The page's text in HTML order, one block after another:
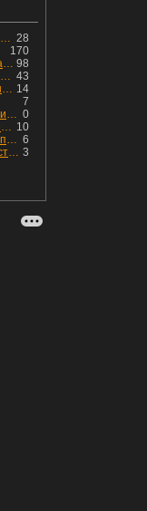
28
Генерация и сети: мнение ребят из индустрии
170
98
Как себя чувствуют мигранты в раю, в который они так стремились
43
Метод Геллы. "Черный" август 2026 - быть или не быть?
14
Струковщина - это стиль поведения, известный всем в секторе золотодобычи.
7
0
Поучительная история о прогнозировании
10
Почему Смарт-Лаб действительно протух
6
Несколько интересных инсайтов по "Озону"
3
Аукционы Минфина — министерство всё ещё не придумало "лекарство" для рынка ОФЗ. Ликвидности банкам не хватает это по РЕПО аукционам!